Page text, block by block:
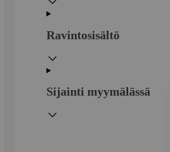
Ravintosisältö
Sijainti myymälässä